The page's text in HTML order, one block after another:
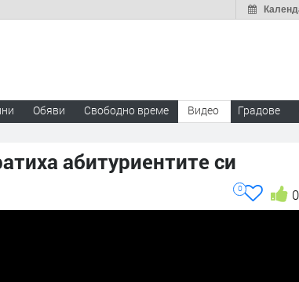
Обяви Свободно време Видео Градове
абитуриентите си
0
0